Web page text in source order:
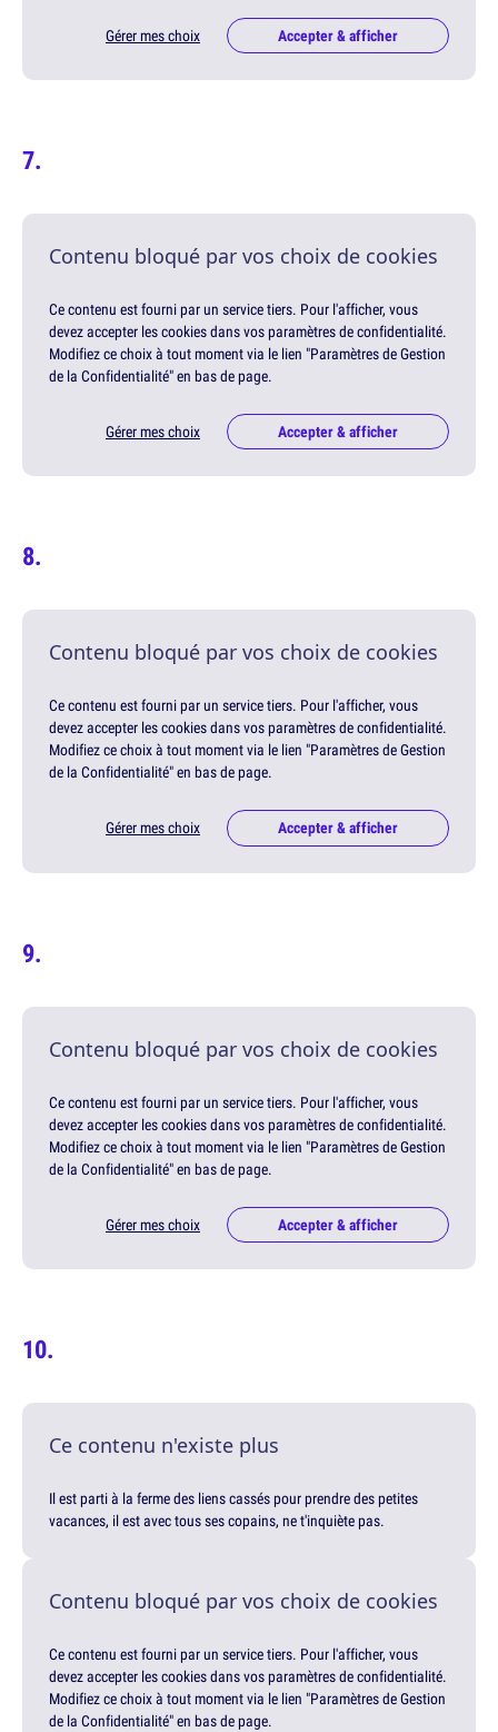
Gérer mes choix Accepter & afficher
Contenu bloqué par vos choix de cookies
Ce contenu est fourni par un service tiers. Pour l'afficher, vous
devez accepter les cookies dans vos paramètres de confidentialité.
Modifiez ce choix à tout moment via le lien "Paramètres de Gestion
de la Confidentialité" en bas de page.
Gérer mes choix Accepter & afficher
Contenu bloqué par vos choix de cookies
Ce contenu est fourni par un service tiers. Pour l'afficher, vous
devez accepter les cookies dans vos paramètres de confidentialité.
Modifiez ce choix à tout moment via le lien "Paramètres de Gestion
de la Confidentialité" en bas de page.
Gérer mes choix Accepter & afficher
Contenu bloqué par vos choix de cookies
Ce contenu est fourni par un service tiers. Pour l'afficher, vous
devez accepter les cookies dans vos paramètres de confidentialité.
Modifiez ce choix à tout moment via le lien "Paramètres de Gestion
de la Confidentialité" en bas de page.
Gérer mes choix Accepter & afficher
Ce contenu n'existe plus
Il est parti à la ferme des liens cassés pour prendre des petites
vacances, il est avec tous ses copains, ne t'inquiète pas.
Contenu bloqué par vos choix de cookies
Ce contenu est fourni par un service tiers. Pour l'afficher, vous
devez accepter les cookies dans vos paramètres de confidentialité.
Modifiez ce choix à tout moment via le lien "Paramètres de Gestion
de la Confidentialité" en bas de page.